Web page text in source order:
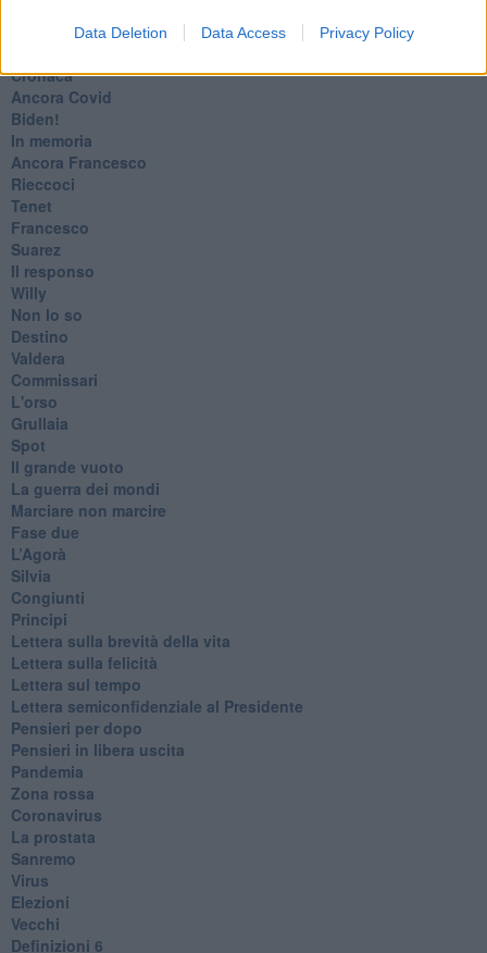
Data Deletion Data Access Privacy Policy
Paolo Rossi
Cronaca
​Ancora Covid
​Biden!
In memoria
​Ancora Francesco
Rieccoci
Tenet
Francesco
Suarez
​Il responso
Willy
Non lo so
Destino
Valdera
Commissari
L'orso
Grullaia
Spot
​Il grande vuoto
​La guerra dei mondi
Marciare non marcire
Fase due
L’Agorà
Silvia
Congiunti
Principi
​Lettera sulla brevità della vita
​Lettera sulla felicità
​Lettera sul tempo
Lettera semiconfidenziale al Presidente
Pensieri per dopo
​Pensieri in libera uscita
Pandemia
Zona rossa
Coronavirus
La prostata
Sanremo
Virus
Elezioni
Vecchi
Definizioni 6